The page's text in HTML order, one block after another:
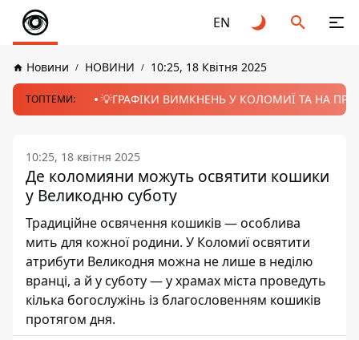
EN
Новини НОВИНИ 10:25, 18 Квітня 2025
ТОПТЕМИ: 💡ГРАФІКИ ВИМКНЕНЬ У КОЛОМИЇ ТА НА
10:25, 18 квітня 2025
Де коломияни можуть освятити кошики
у Великодню суботу
Традиційне освячення кошиків — особлива
мить для кожної родини. У Коломиї освятити
атрибути Великодня можна не лише в неділю
вранці, а й у суботу — у храмах міста проведуть
кілька богослужінь із благословенням кошиків
протягом дня.